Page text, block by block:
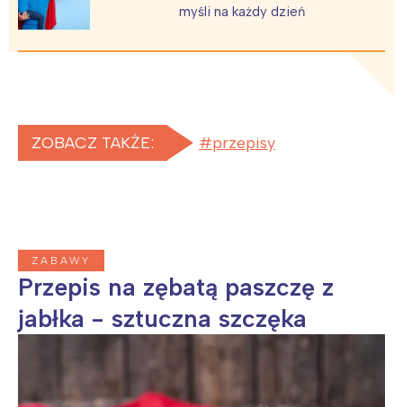
myśli na każdy dzień
ZOBACZ TAKŻE: przepisy
ZABAWY
Przepis na zębatą paszczę z
jabłka - sztuczna szczęka
Interesują mnie wydarzenia z
tego regionu:
Warszawa